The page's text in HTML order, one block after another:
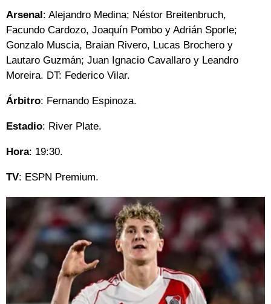
Arsenal: Alejandro Medina; Néstor Breitenbruch,
Facundo Cardozo, Joaquín Pombo y Adrián Sporle;
Gonzalo Muscia, Braian Rivero, Lucas Brochero y
Lautaro Guzmán; Juan Ignacio Cavallaro y Leandro
Moreira. DT: Federico Vilar.
Árbitro: Fernando Espinoza.
Estadio: River Plate.
Hora: 19:30.
TV: ESPN Premium.